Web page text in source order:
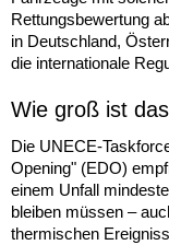
Rettungsbewertung
in Deutschland,
die internationale
Wie groß ist
Die UNECE-
Opening" (EDO)
einem Unfall
bleiben müssen –
thermischen